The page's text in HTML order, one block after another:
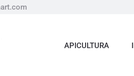
APICULTURA